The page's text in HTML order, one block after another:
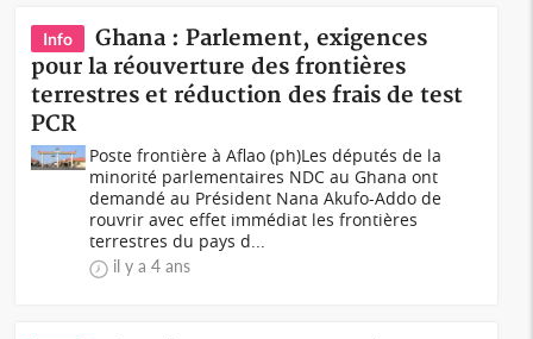
Info
Ghana : Parlement, exigences
pour la réouverture des frontières
terrestres et réduction des frais de test
PCR
Poste frontière à Aflao (ph)Les députés de la
minorité parlementaires NDC au Ghana ont
demandé au Président Nana Akufo-Addo de
rouvrir avec effet immédiat les frontières
terrestres du pays d...
il y a 4 ans